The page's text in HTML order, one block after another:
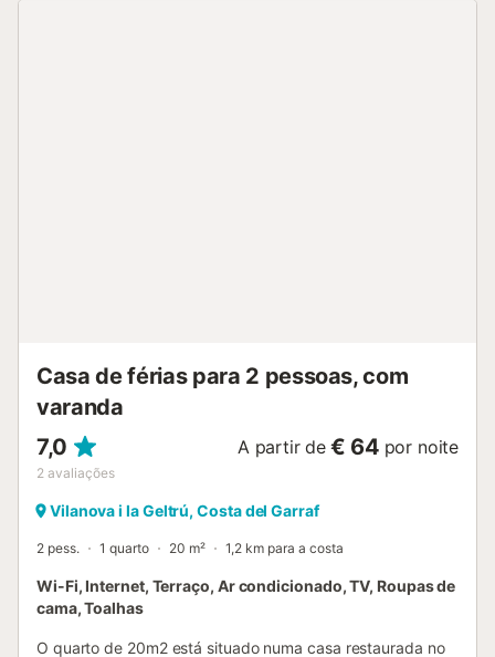
Casa de férias para 2 pessoas, com
varanda
7,0
2 avaliações
A partir de € 64 por noite
Vilanova i la Geltrú, Costa del Garraf
2 pess. 1 quarto 20 m² 1,2 km para a costa
Wi-Fi, Internet, Terraço, Ar condicionado, TV, Roupas de
cama, Toalhas
O quarto de 20m2 está situado numa casa restaurada no